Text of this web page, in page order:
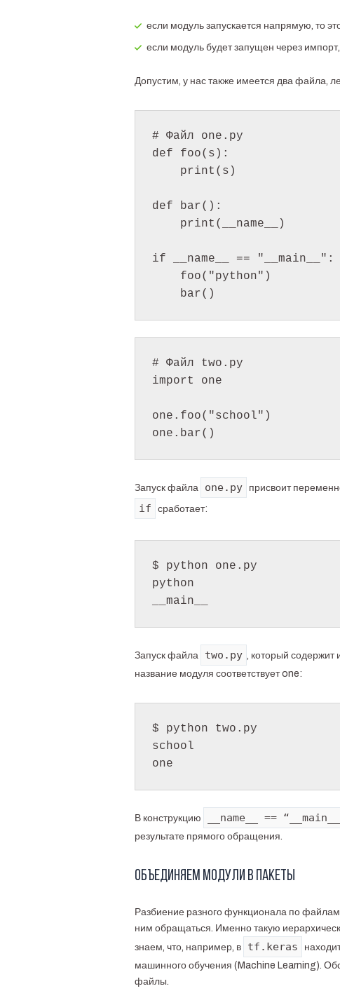
если модуль запускается напрямую, то
если модуль будет запущен через
Допустим, у нас также имеется два файла,
# Файл one.py
def foo(s):
def bar():
if __name__ == "__main__":
# Файл two.py
import one
one.foo("school")
Запуск файла one.py присвоит
if сработает:
$ python one.py
python
Запуск файла two.py , который содержит
название модуля соответствует one:
$ python two.py
school
В конструкцию __name__ ==
результате прямого обращения.
Объединяем модули в пакеты
Разбиение разного функционала по
ним обращаться. Именно такую
знаем, что, например, в
tf.keras
машинного обучения (Machine Learning).
файлы.